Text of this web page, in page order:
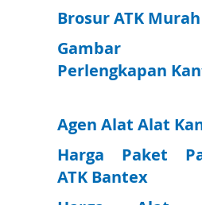
Brosur ATK Murah
Gambar
Perlengkapan
Agen Alat Alat
Harga Paket
ATK Bantex